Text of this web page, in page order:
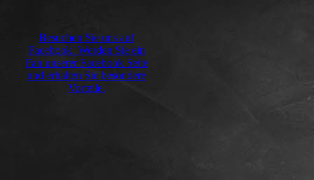
Besuchen Sie uns auf
Facebook! Werden Sie ein
Fan unserer Facebook Seite
und erhalten Sie besondere
Vorteile.